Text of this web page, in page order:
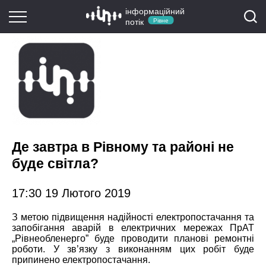
інформаційний
потік
Рівне
Де завтра в Рівному та районі не
буде світла?
17:30 19 Лютого 2019
З метою підвищення надійності електропостачання та
запобігання аварій в електричних мережах ПрАТ
„Рівнеобленерго” буде проводити планові ремонтні
роботи. У зв’язку з виконанням цих робіт буде
припинено електропостачання.